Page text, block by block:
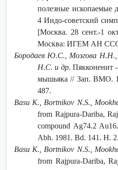
полезные ископаемые
4 Индо-советский
[Москва. 28 сент.-1
Москва: ИГЕМ АН
Бородаев Ю.С., Мозгова
Н.С. и др. Пякконенит
мышьяка // Зап. ВМО.
487.
Basu K., Bortnikov N.S.,
from Rajpura-Dariba,
compound Ag74.2
Abh. 1981. Bd. 141. H.
Basu K., Bortnikov N.S.,
from Rajpura-Dariba,